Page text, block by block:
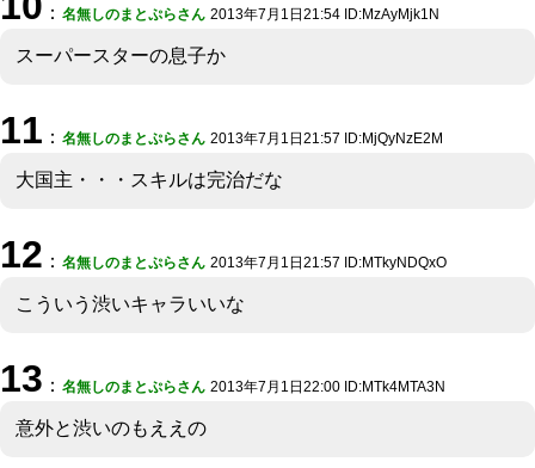
： 名無しのまとぷらさん 2013年7月1日21:54 ID:MzAyMjk1N
スーパースターの息子か
11 ： 名無しのまとぷらさん 2013年7月1日21:57 ID:MjQyNzE2M
大国主・・・スキルは完治だな
12 ： 名無しのまとぷらさん 2013年7月1日21:57 ID:MTkyNDQxO
こういう渋いキャラいいな
13 ： 名無しのまとぷらさん 2013年7月1日22:00 ID:MTk4MTA3N
意外と渋いのもええの